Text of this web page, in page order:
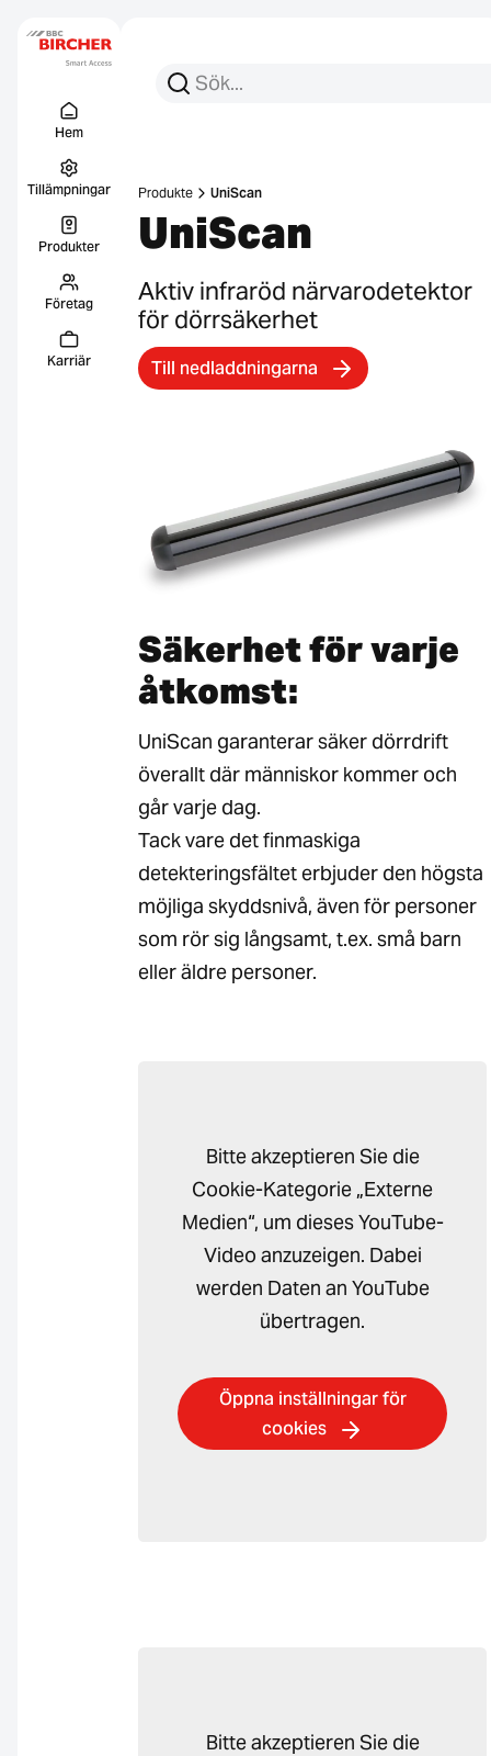
Hem
Tillämpningar
Produkter
Företag
Karriär
Sök efter:
Sök
Produkte UniScan
UniScan
Aktiv infraröd närvarodetektor
för dörrsäkerhet
Till nedladdningarna
Säkerhet för varje
åtkomst:
UniScan garanterar säker dörrdrift
överallt där människor kommer och
går varje dag.
Tack vare det finmaskiga
detekteringsfältet erbjuder den högsta
möjliga skyddsnivå, även för personer
som rör sig långsamt, t.ex. små barn
eller äldre personer.
Bitte akzeptieren Sie die
Cookie-Kategorie „Externe
Medien“, um dieses YouTube-
Video anzuzeigen. Dabei
werden Daten an YouTube
übertragen.
Öppna inställningar för
cookies
Bitte akzeptieren Sie die